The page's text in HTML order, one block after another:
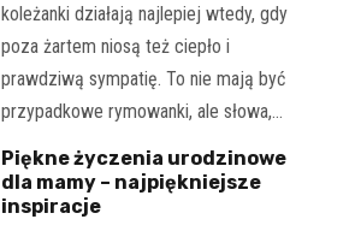
koleżanki działają najlepiej wtedy, gdy
poza żartem niosą też ciepło i
prawdziwą sympatię. To nie mają być
przypadkowe rymowanki, ale słowa,…
Piękne życzenia urodzinowe
dla mamy – najpiękniejsze
inspiracje